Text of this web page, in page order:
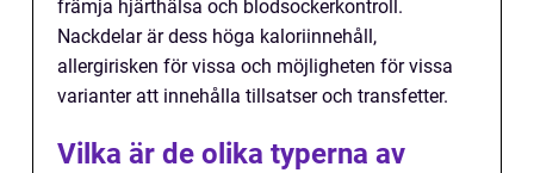
främja hjärthälsa och blodsockerkontroll.
Nackdelar är dess höga kaloriinnehåll,
allergirisken för vissa och möjligheten för vissa
varianter att innehålla tillsatser och transfetter.
Vilka är de olika typerna av